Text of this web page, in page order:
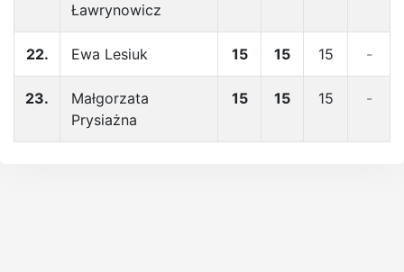
Ławrynowicz
22. Ewa Lesiuk 15 15 15 -
23.
Małgorzata
Prysiażna
15 15 15 -